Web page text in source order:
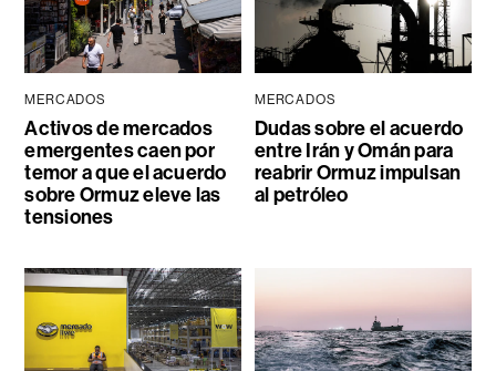
MERCADOS
Activos de mercados
emergentes caen por
temor a que el acuerdo
sobre Ormuz eleve las
tensiones
MERCADOS
Dudas sobre el acuerdo
entre Irán y Omán para
reabrir Ormuz impulsan
al petróleo